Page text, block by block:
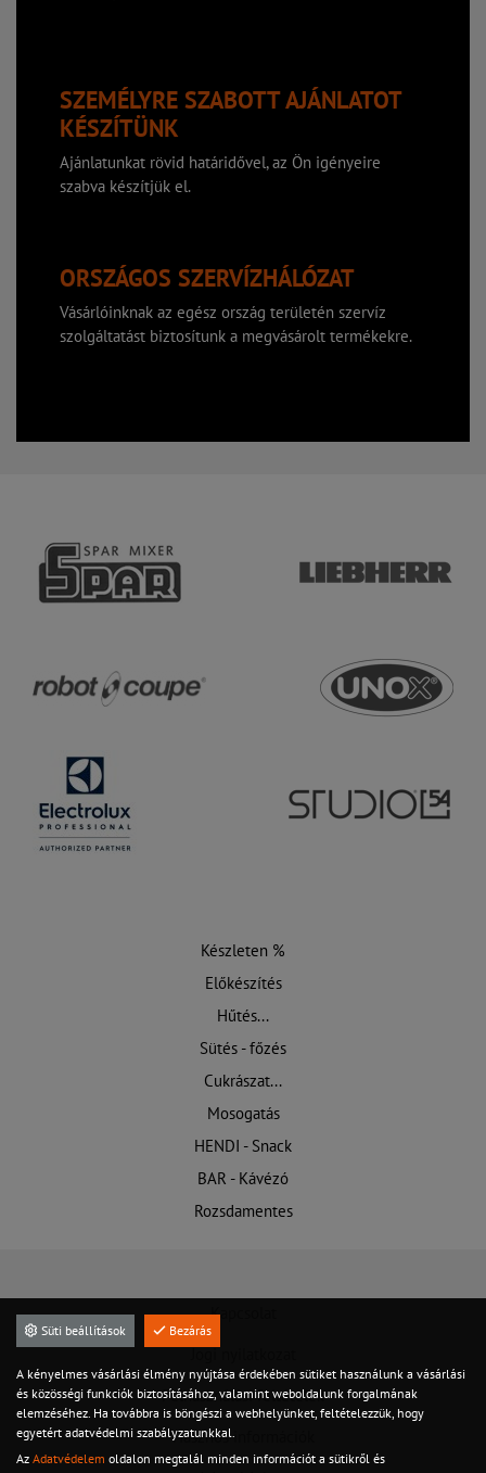
SZEMÉLYRE SZABOTT AJÁNLATOT
KÉSZÍTÜNK
Ajánlatunkat rövid határidővel, az Ön igényeire
szabva készítjük el.
ORSZÁGOS SZERVÍZHÁLÓZAT
Vásárlóinknak az egész ország területén szervíz
szolgáltatást biztosítunk a megvásárolt termékekre.
Készleten %
Előkészítés
Hűtés...
Sütés - főzés
Cukrászat...
Mosogatás
HENDI - Snack
BAR - Kávézó
Rozsdamentes
Kapcsolat
Felhasználási feltételek
Hasznos információk
Süti beállítások Bezárás
A kényelmes vásárlási élmény nyújtása érdekében sütiket használunk a vásárlási
és közösségi funkciók biztosításához, valamint weboldalunk forgalmának
elemzéséhez. Ha továbbra is böngészi a webhelyünket, feltételezzük, hogy
egyetért adatvédelmi szabályzatunkkal.
Az Adatvédelem oldalon megtalál minden információt a sütikről és